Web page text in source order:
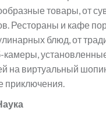
товары, от
Рестораны и кафе
блюд, от
камеры,
на виртуальный
приключения.